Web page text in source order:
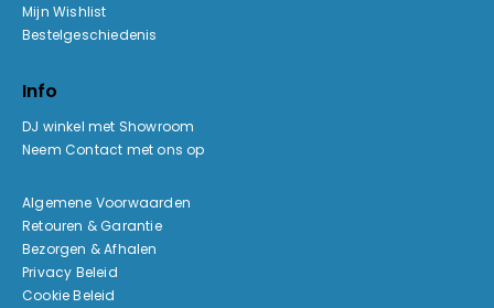
Mijn Wishlist
Bestelgeschiedenis
Info
DJ winkel met Showroom
Neem Contact met ons op
Algemene Voorwaarden
Retouren & Garantie
Bezorgen & Afhalen
Privacy Beleid
Cookie Beleid